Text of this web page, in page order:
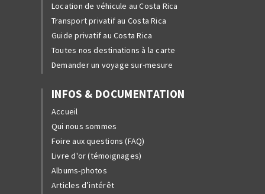
Location de véhicule au Costa Rica
Transport privatif au Costa Rica
Guide privatif au Costa Rica
Toutes nos destinations à la carte
Demander un voyage sur-mesure
INFOS & DOCUMENTATION
Accueil
Qui nous sommes
Foire aux questions (FAQ)
Livre d'or (témoignages)
Albums-photos
Articles d’intérêt